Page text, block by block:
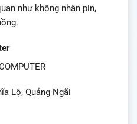
như không nhận pin,
Lộ, Quảng Ngãi